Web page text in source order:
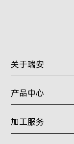
关于瑞安
产品中心
加工服务